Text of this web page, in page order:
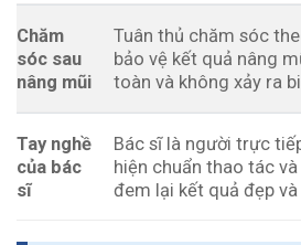
Chăm
sóc sau
nâng mũi
Tuân thủ chăm sóc
bảo vệ kết quả nâng
toàn và không xảy ra
Tay nghề
của bác
sĩ
Bác sĩ là người trực
hiện chuẩn thao tác
đem lại kết quả đẹp và